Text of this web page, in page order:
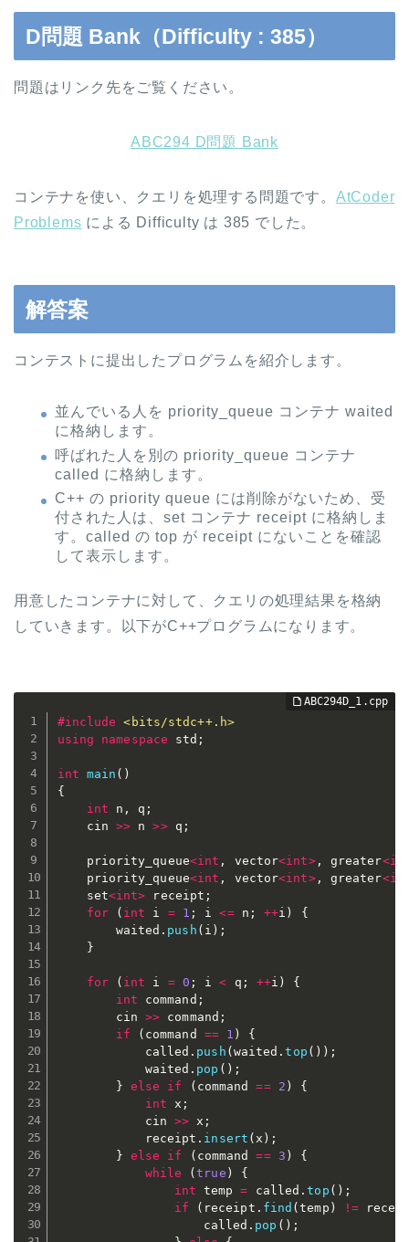
D問題 Bank（Difficulty : 385）
問題はリンク先をご覧ください。
ABC294 D問題 Bank
コンテナを使い、クエリを処理する問題です。 AtCoder
Problems による Difficulty は 385 でした。
解答案
コンテストに提出したプログラムを紹介します。
並んでいる人を priority_queue コンテナ waited
に格納します。
呼ばれた人を別の priority_queue コンテナ
called に格納します。
C++ の priority queue には削除がないため、受
付された人は、set コンテナ receipt に格納しま
す。called の top が receipt にないことを確認
して表示します。
用意したコンテナに対して、クエリの処理結果を格納
していきます。以下がC++プログラムになります。
#include
<bits/stdc++.h>
using
namespace std ;
int main ( )
{
int n , q ;
	cin
>> n >> q ;
	priority_queue
<int , vector<int>, greater<
	priority_queue
<int , vector<int>, greater<
	set
<int> receipt ;
for
( int i = 1 ; i <= n ; ++i )
{
		waited
. push ( i ) ;
}
for ( int i = 0 ; i < q ; ++i )
{
int command ;
		cin
>> command ;
if
( command == 1 )
{
			called
. push ( waited .top ( ) ) ;
			waited
. pop ( ) ;
} else if ( command == 2 )
{
int x ;
			cin
>> x ;
			receipt
. insert ( x ) ;
} else if ( command == 3 )
{
while
(true )
{
int temp = called .top ( ) ;
if
( receipt . find (temp ) !=
					called
. pop ( ) ;